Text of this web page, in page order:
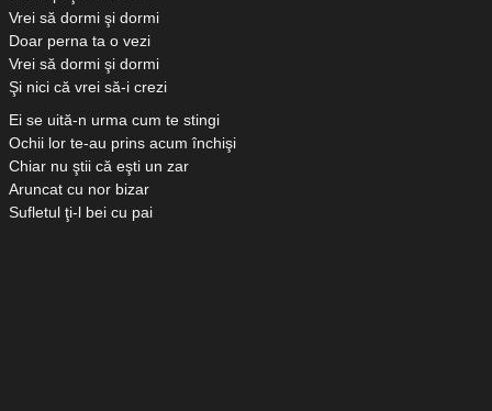
Vrei să dormi şi dormi
Doar perna ta o vezi
Vrei să dormi şi dormi
Şi nici că vrei să-i crezi
Ei se uită-n urma cum te stingi
Ochii lor te-au prins acum închişi
Chiar nu ştii că eşti un zar
Aruncat cu nor bizar
Sufletul ţi-l bei cu pai